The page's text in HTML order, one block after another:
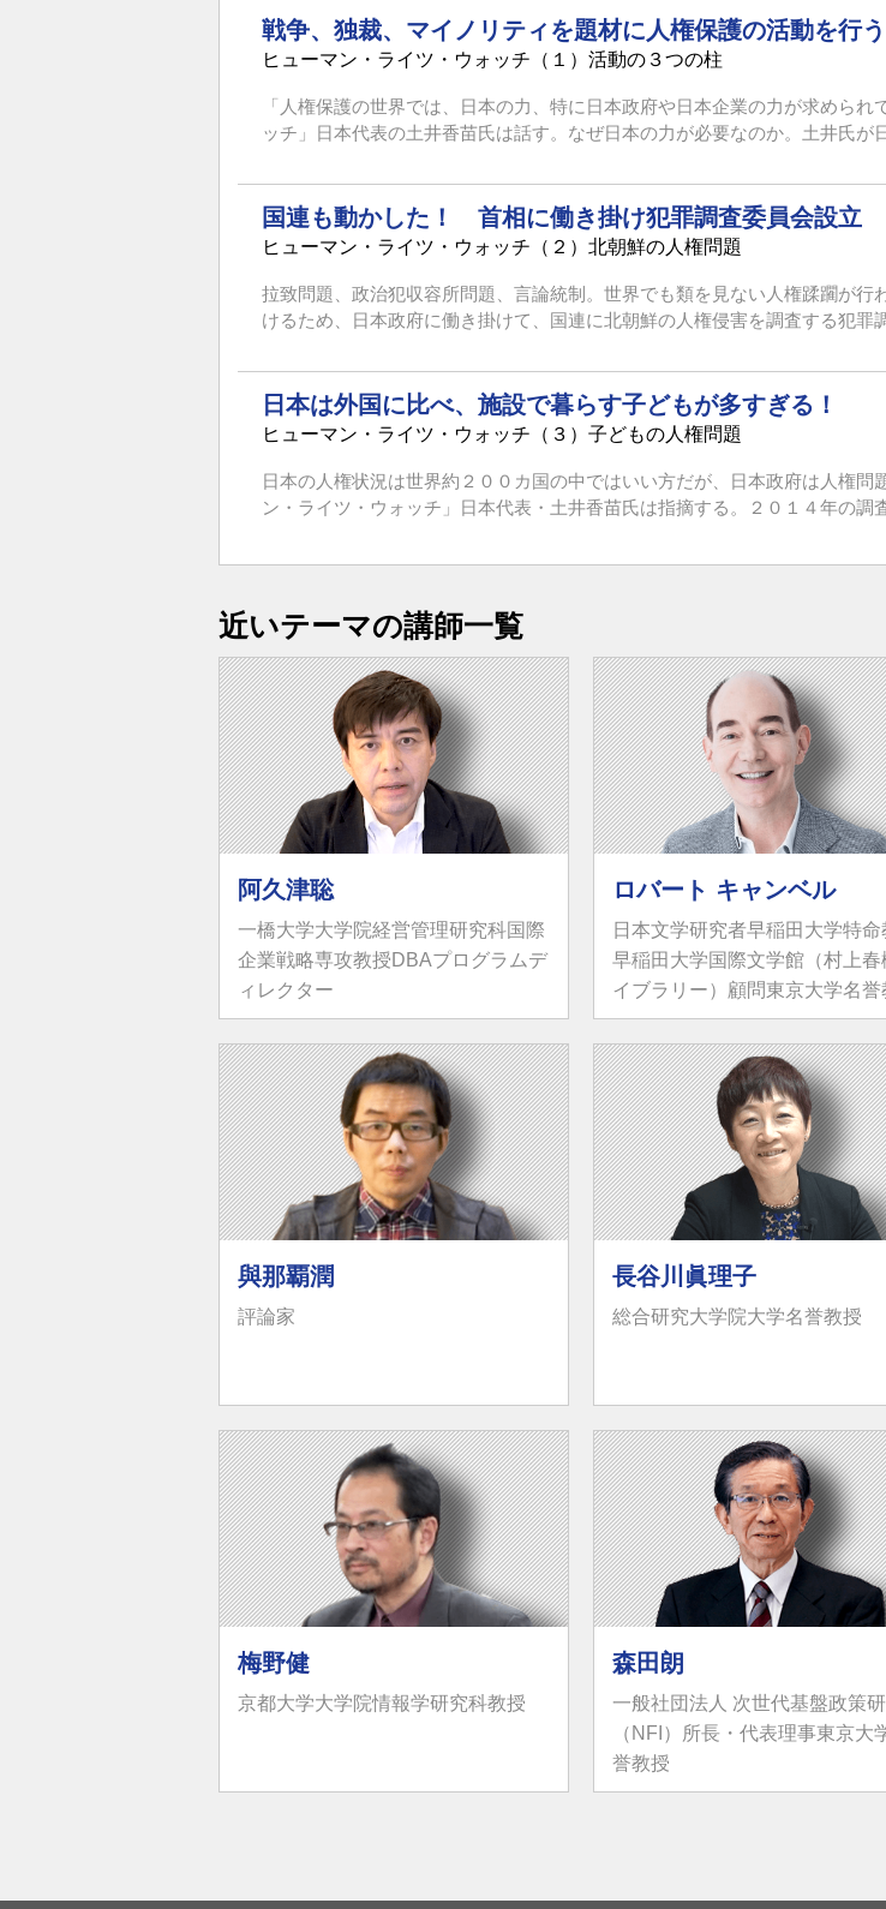
戦争、独裁、マイノリティを題材に人権保護の活動を行う
ヒューマン・ライツ・ウォッチ（１）活動の３つの柱
「人権保護の世界では、日本の力、特に日本政府や日本企業の力が求めら
ッチ」日本代表の土井香苗氏は話す。なぜ日本の力が必要なのか。土井氏が
国連も動かした！ 首相に働き掛け犯罪調査委員会設立
ヒューマン・ライツ・ウォッチ（２）北朝鮮の人権問題
拉致問題、政治犯収容所問題、言論統制。世界でも類を見ない人権蹂躙が
けるため、日本政府に働き掛けて、国連に北朝鮮の人権侵害を調査する犯罪
日本は外国に比べ、施設で暮らす子どもが多すぎる！
ヒューマン・ライツ・ウォッチ（３）子どもの人権問題
日本の人権状況は世界約２００カ国の中ではいい方だが、日本政府は人権
ン・ライツ・ウォッチ」日本代表・土井香苗氏は指摘する。２０１４年の
近いテーマの講師一覧
阿久津聡
一橋大学大学院経営管理研究科国際
企業戦略専攻教授DBAプログラムデ
ィレクター
ロバート キャンベル
日本文学研究者早稲田大学特命
早稲田大学国際文学館（村上春
イブラリー）顧問東京大学名誉
與那覇潤
評論家
長谷川眞理子
総合研究大学院大学名誉教授
梅野健
京都大学大学院情報学研究科教授
森田朗
一般社団法人 次世代基盤政策
（NFI）所長・代表理事東京大
誉教授